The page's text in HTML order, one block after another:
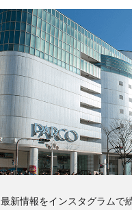
最新情報をインスタグラムで